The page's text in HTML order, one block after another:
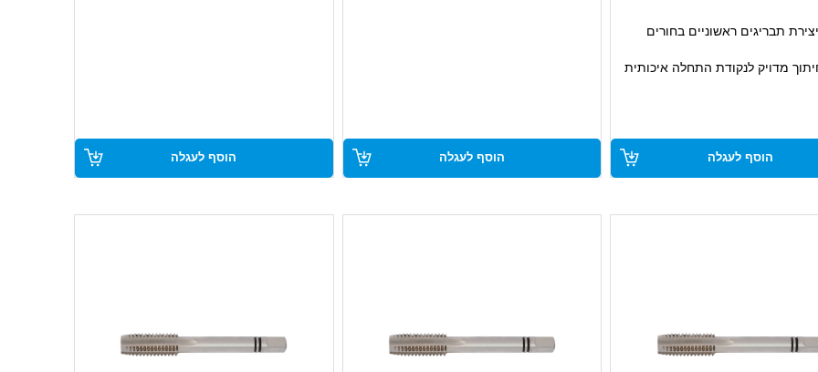
תבריגים ראשוניים בחורים
מדויק לנקודת התחלה איכותית
הוסף לעגלה הוסף לעגלה הוסף לעגלה